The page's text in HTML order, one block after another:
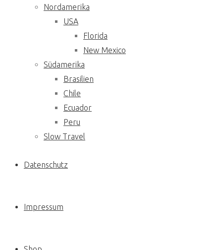
Nordamerika
USA
Florida
New Mexico
Südamerika
Brasilien
Chile
Ecuador
Peru
Slow Travel
Datenschutz
Impressum